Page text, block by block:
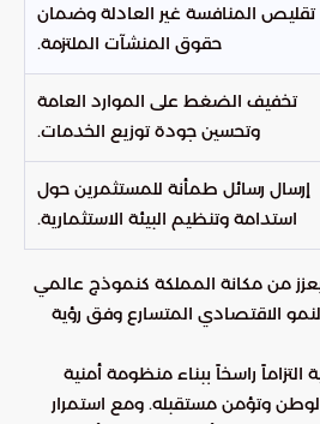
تقليص المنافسة غير العادلة وضمان
حقوق المنشآت الملتزمة.
تخفيف الضغط على الموارد العامة
وتحسين جودة توزيع الخدمات.
إرسال رسائل طمأنة للمستثمرين حول
استدامة وتنظيم البيئة الاستثمارية.
يعزز من مكانة المملكة كنموذج عالمي
الاقتصادي المتسارع وفق رؤية
راسخاً ببناء منظومة أمنية
وتؤمن مستقبله. ومع استمرار